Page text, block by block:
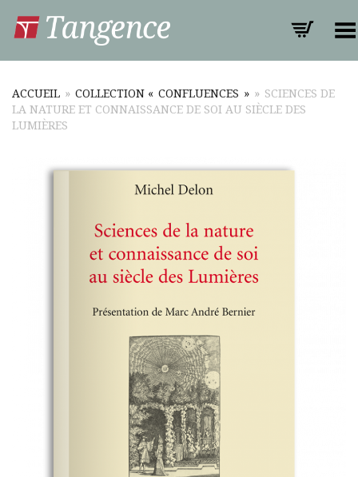
Toggle Menu
ACCUEIL » COLLECTION « CONFLUENCES » » SCIENCES DE
LA NATURE ET CONNAISSANCE DE SOI AU SIÈCLE DES
LUMIÈRES